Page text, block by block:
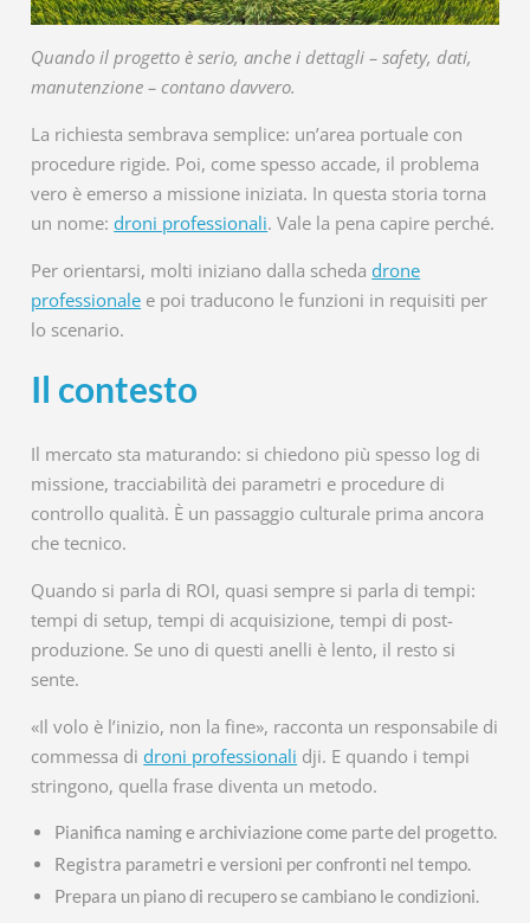
Quando il progetto è serio, anche i dettagli – safety, dati,
manutenzione – contano davvero.
La richiesta sembrava semplice: un’area portuale con
procedure rigide. Poi, come spesso accade, il problema
vero è emerso a missione iniziata. In questa storia torna
un nome:droni professionali. Vale la pena capire perché.
Per orientarsi, molti iniziano dalla schedadrone
professionale e poi traducono le funzioni in requisiti per
lo scenario.
Il contesto
Il mercato sta maturando: si chiedono più spesso log di
missione, tracciabilità dei parametri e procedure di
controllo qualità. È un passaggio culturale prima ancora
che tecnico.
Quando si parla di ROI, quasi sempre si parla di tempi:
tempi di setup, tempi di acquisizione, tempi di post-
produzione. Se uno di questi anelli è lento, il resto si
sente.
«Il volo è l’inizio, non la fine», racconta un responsabile di
commessa didroni professionali dji. E quando i tempi
stringono, quella frase diventa un metodo.
Pianifica naming e archiviazione come parte del progetto.
Registra parametri e versioni per confronti nel tempo.
Prepara un piano di recupero se cambiano le condizioni.